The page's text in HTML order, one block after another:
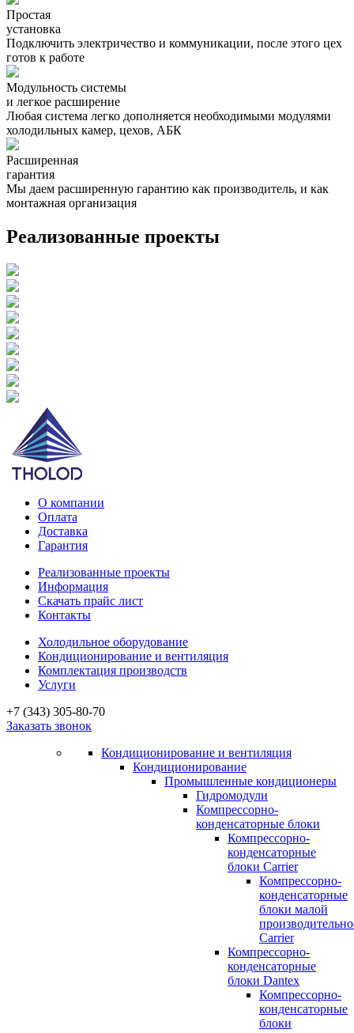
Простая
установка
Подключить электричество и коммуникации, после этого цех
готов к работе
Модульность системы
и легкое расширение
Любая система легко дополняется необходимыми модулями
холодильных камер, цехов, АБК
Расширенная
гарантия
Мы даем расширенную гарантию как производитель, и как
монтажная организация
Реализованные проекты
О компании
Оплата
Доставка
Гарантия
Реализованные проекты
Информация
Скачать прайс лист
Контакты
Холодильное оборудование
Кондиционирование и вентиляция
Комплектация производств
Услуги
+7 (343) 305-80-70
Заказать звонок
Кондиционирование и вентиляция
Кондиционирование
Промышленные кондиционеры
Гидромодули
Компрессорно-
конденсаторные блоки
Компрессорно-
конденсаторные
блоки Carrier
Компрессорно-
конденсаторные
блоки малой
Carrier
Компрессорно-
конденсаторные
блоки Dantex
Компрессорно-
конденсаторные
блоки